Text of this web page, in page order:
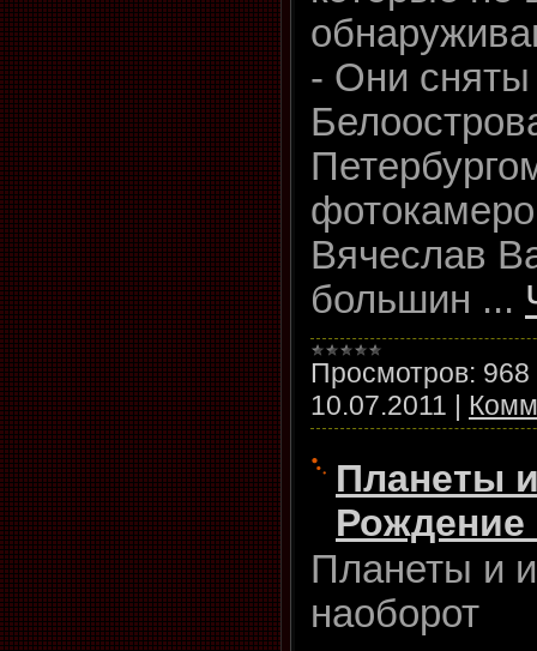
- Они сняты
Вячеслав
большин ...
Просмотров: 968
10.07.2011 |
Планеты
Рождение
Планеты и
наоборот